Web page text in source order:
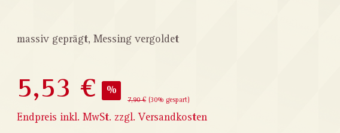
massiv geprägt, Messing vergoldet
5,53 € %
7,90 € (30% gespart)
Endpreis inkl. MwSt. zzgl. Versandkosten